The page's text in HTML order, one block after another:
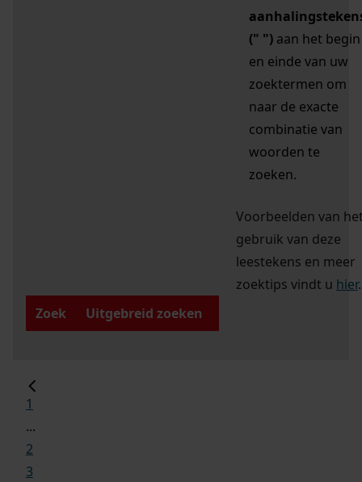
(" ") aan het begin
en einde van uw
zoektermen om
naar de exacte
combinatie van
woorden te
zoeken.
Voorbeelden van
gebruik van deze
leestekens en meer
zoektips vindt u hier.
Zoek
Uitgebreid zoeken
1
...
2
3